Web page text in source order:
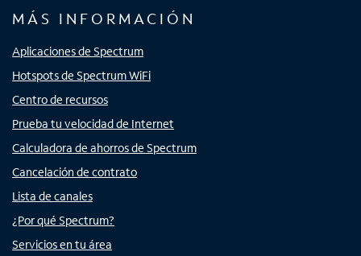
MÁS INFORMACIÓN
Aplicaciones de Spectrum
Hotspots de Spectrum WiFi
Centro de recursos
Prueba tu velocidad de Internet
Calculadora de ahorros de Spectrum
Cancelación de contrato
Lista de canales
¿Por qué Spectrum?
Servicios en tu área